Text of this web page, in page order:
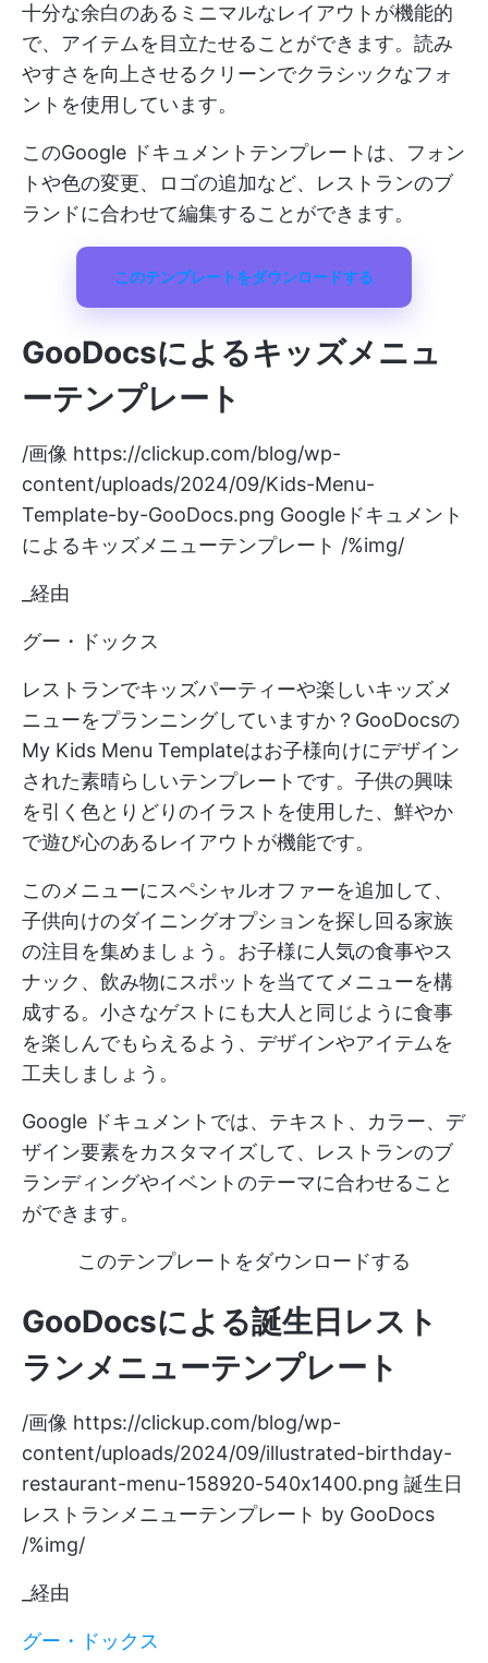
十分な余白のあるミニマルなレイアウトが機能的
で、アイテムを目立たせることができます。読み
やすさを向上させるクリーンでクラシックなフォ
ントを使用しています。
このGoogle ドキュメントテンプレートは、フォン
トや色の変更、ロゴの追加など、レストランのブ
ランドに合わせて編集することができます。
このテンプレートをダウンロードする
GooDocsによるキッズメニュ
ーテンプレート
/画像 https://clickup.com/blog/wp-
content/uploads/2024/09/Kids-Menu-
Template-by-GooDocs.png Googleドキュメント
によるキッズメニューテンプレート /%img/
_経由
グー・ドックス
レストランでキッズパーティーや楽しいキッズメ
ニューをプランニングしていますか？GooDocsの
My Kids Menu Templateはお子様向けにデザイン
された素晴らしいテンプレートです。子供の興味
を引く色とりどりのイラストを使用した、鮮やか
で遊び心のあるレイアウトが機能です。
このメニューにスペシャルオファーを追加して、
子供向けのダイニングオプションを探し回る家族
の注目を集めましょう。お子様に人気の食事やス
ナック、飲み物にスポットを当ててメニューを構
成する。小さなゲストにも大人と同じように食事
を楽しんでもらえるよう、デザインやアイテムを
工夫しましょう。
Google ドキュメントでは、テキスト、カラー、デ
ザイン要素をカスタマイズして、レストランのブ
ランディングやイベントのテーマに合わせること
ができます。
このテンプレートをダウンロードする
GooDocsによる誕生日レスト
ランメニューテンプレート
/画像 https://clickup.com/blog/wp-
content/uploads/2024/09/illustrated-birthday-
restaurant-menu-158920-540x1400.png 誕生日
レストランメニューテンプレート by GooDocs
/%img/
_経由
グー・ドックス